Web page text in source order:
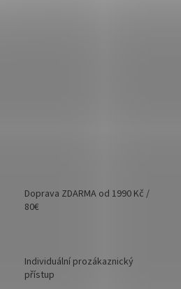
Doprava ZDARMA od 1990 Kč /
80€
Individuální prozákaznický
přístup